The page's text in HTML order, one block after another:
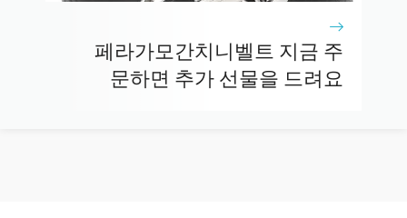
페라가모간치니벨트 지금 주
문하면 추가 선물을 드려요